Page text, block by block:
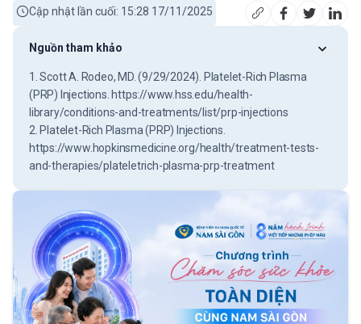
Cập nhật lần cuối: 15:28 17/11/2025
Nguồn tham khảo
1. Scott A. Rodeo, MD. (9/29/2024). Platelet-Rich Plasma
(PRP) Injections. https://www.hss.edu/health-
library/conditions-and-treatments/list/prp-injections
2. Platelet-Rich Plasma (PRP) Injections.
https://www.hopkinsmedicine.org/health/treatment-tests-
and-therapies/plateletrich-plasma-prp-treatment